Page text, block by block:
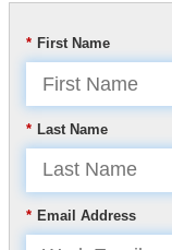
* First Name
* Last Name
* Email Address